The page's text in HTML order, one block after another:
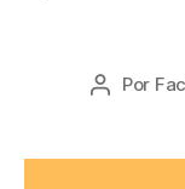
Autor
entrada
Por